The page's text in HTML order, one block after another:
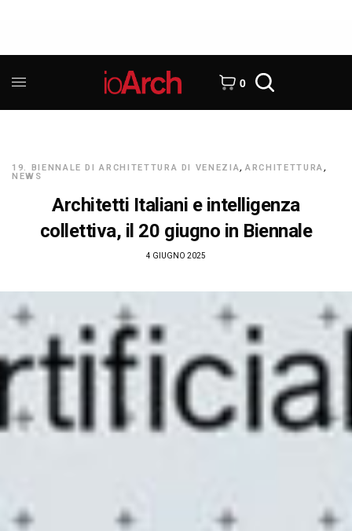
0
19. BIENNALE DI ARCHITETTURA DI VENEZIA, ARCHITETTURA,
NEWS
Architetti Italiani e intelligenza
collettiva, il 20 giugno in Biennale
4 GIUGNO 2025